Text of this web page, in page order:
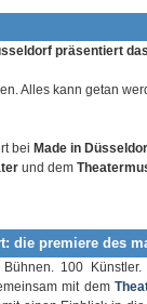
präsentiert
Alles kann getan
bei Made in
und dem
die premiere des
100 Künstler.
mit dem